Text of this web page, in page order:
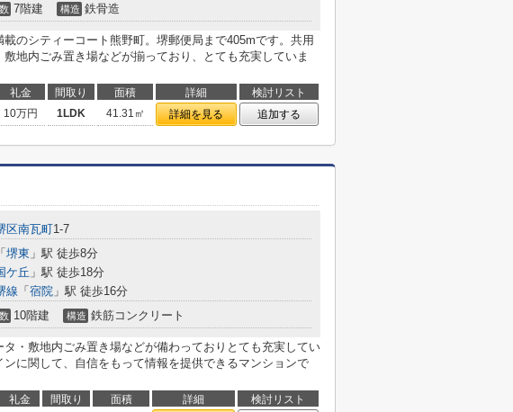
7階建 構造 鉄骨造
載のシティーコート熊野町。堺郵便局まで405mです。共用
地内ごみ置き場などが揃っており、とても充実していま
礼金 間取り 面積 詳細
検討リスト
10万円 1LDK 41.31㎡ 詳細を見る 追加する
区南瓦町1-7
「 堺東 」駅 徒歩8分
ケ丘 」駅 徒歩18分
線 「 宿院 」駅 徒歩16分
10階建 構造 鉄筋コンクリート
タ・敷地内ごみ置き場などが備わっておりとても充実してい
ンに関して、自信をもって情報を提供できるマンションで
礼金 間取り 面積 詳細 検討リスト